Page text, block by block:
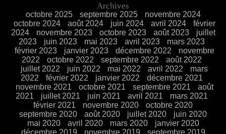
Archives
octobre 2025 septembre 2025
novembre 2024
octobre 2024
août 2024 juin 2024 avril 2024
février
2024
novembre 2023 octobre 2023 août 2023
juillet
2023
juin 2023 mai 2023 avril 2023
mars 2023
février 2023
janvier 2023 décembre 2022
novembre
2022
octobre 2022 septembre 2022
août 2022
juillet 2022
juin 2022 mai 2022 avril 2022
mars
2022
février 2022 janvier 2022
décembre 2021
novembre 2021
octobre 2021 septembre 2021
août
2021
juillet 2021 juin 2021 avril 2021
mars 2021
février 2021
novembre 2020
octobre 2020
septembre 2020
août 2020 juillet 2020
juin 2020
mai 2020
avril 2020 mars 2020
janvier 2020
décembre 2019
novembre 2019 septembre 2019